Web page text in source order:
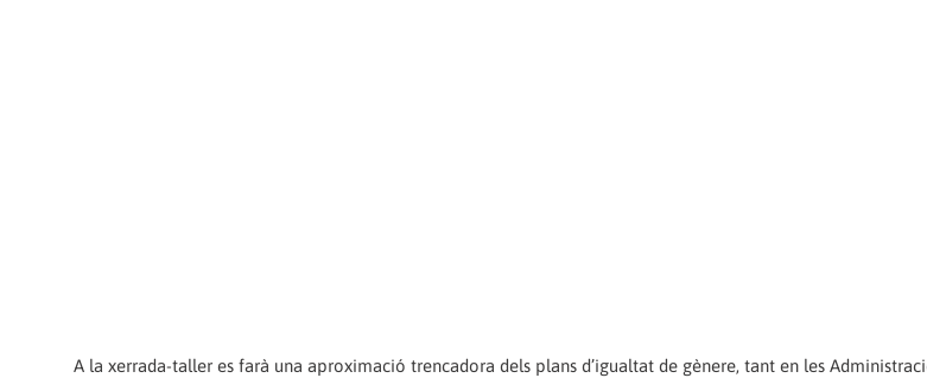
A la xerrada-taller es farà una aproximació trencadora dels plans d’igualtat de gènere, tant en les